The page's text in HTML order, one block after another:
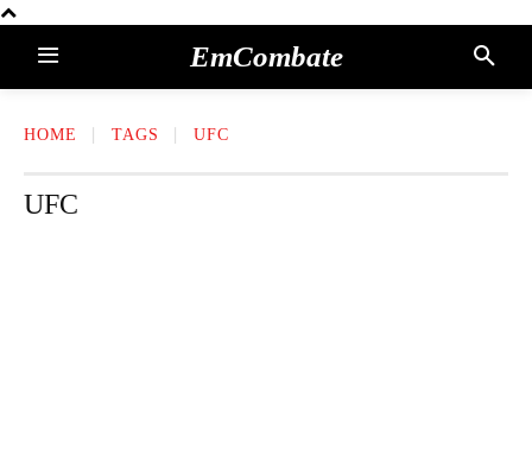
EmCombate
HOME TAGS UFC
UFC